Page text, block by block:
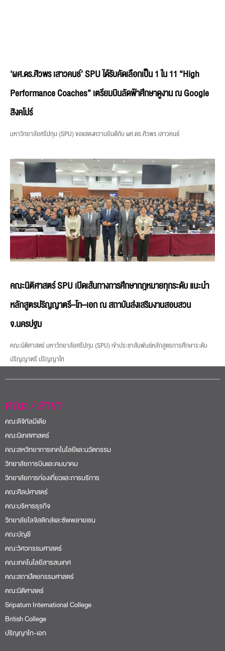
‘ผศ.ดร.ศิวพร เสาวคนธ์’ SPU ได้รับคัดเลือกเป็น 1 ใน 11 “High
Performance Coaches” เตรียมบินลัดฟ้าศึกษาดูงาน ณ Google
สิงคโปร์
มหาวิทยาลัยศรีปทุม (SPU) ขอแสดงความยินดีกับ ผศ.ดร.ศิวพร เสาวคนธ์
คณะนิติศาสตร์ SPU เปิดเส้นทางการศึกษากฎหมายทุกระดับ แนะนำ
หลักสูตรปริญญาตรี–โท–เอก ณ สถาบันส่งเสริมงานสอบสวน
จ.นครปฐม
คณะนิติศาสตร์ มหาวิทยาลัยศรีปทุม (SPU) เข้าประชาสัมพันธ์หลักสูตรการศึกษาระดับ
ปริญญาตรี ปริญญาโท
คณะ / สาขา
คณะดิจิทัลมีเดีย
คณะนิเทศศาสตร์
คณะสหวิทยาการเทคโนโลยีและนวัตกรรม
วิทยาลัยการบินและคมนาคม
วิทยาลัยการท่องเที่ยวและการบริการ
คณะศิลปศาสตร์
คณะบริหารธุรกิจ
วิทยาลัยโลจิสติกส์และซัพพลายเชน
คณะบัญชี
คณะวิศวกรรมศาสตร์
คณะเทคโนโลยีสารสนเทศ
คณะสถาปัตยกรรมศาสตร์
คณะนิติศาสตร์
Sripatum International College
British College
ปริญญาโท-เอก